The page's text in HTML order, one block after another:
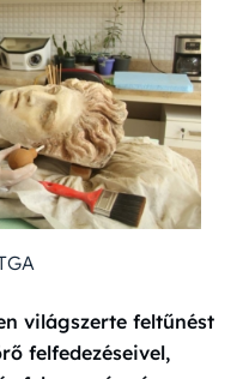
világszerte feltűnést
felfedezéseivel,